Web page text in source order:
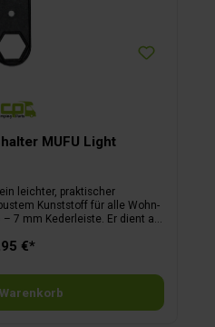
MUFU Light
leichter, praktischer
Kunststoff für alle Wohn-
7 mm Kederleiste. Er dient als
Campingzubehör, Lampen,
alles sicher, gut erreichbar und
seines geringen Gewichts und
der MUFU light besonders
ist ideal für
€*